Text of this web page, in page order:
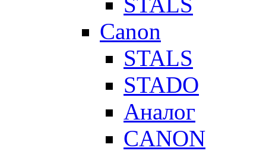
Canon
STALS
STADO
Аналог
CANON